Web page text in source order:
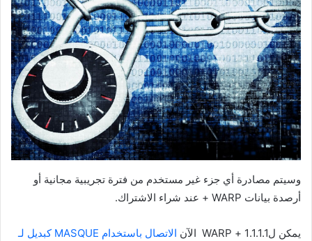
وسيتم مصادرة أي جزء غير مستخدم من فترة تجريبية مجانية أو
أرصدة بيانات WARP + عند شراء الاشتراك.
يمكن ل1.1.1.1 + WARP الآن
الاتصال باستخدام MASQUE كبديل لـ